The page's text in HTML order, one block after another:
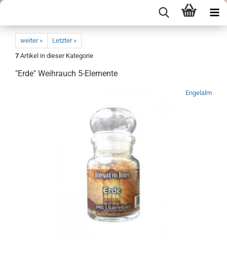
weiter »
Letzter »
7 Artikel in dieser Kategorie
"Erde" Weihrauch 5-Elemente
Engelalm